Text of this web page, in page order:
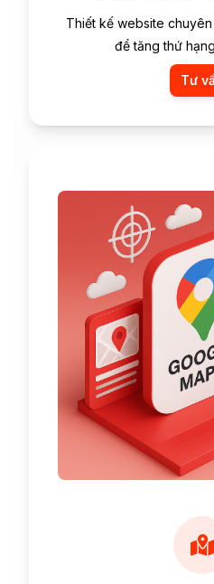
Thiết kế website
để tăng thứ
Tư